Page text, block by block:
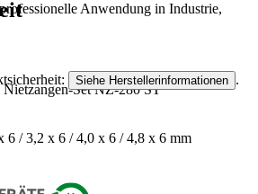
Anwendung in Industrie,
Set NZ-280 ST
6 / 3,2 x 6 / 4,0 x 6 / 4,8 x 6 mm
Siehe Herstellerinformationen .